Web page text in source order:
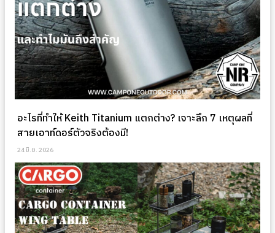
อะไรที่ทำให้ Keith Titanium แตกต่าง? เจาะลึก 7 เหตุผลที่
สายเอาท์ดอร์ตัวจริงต้องมี!
24 มิ.ย. 2026